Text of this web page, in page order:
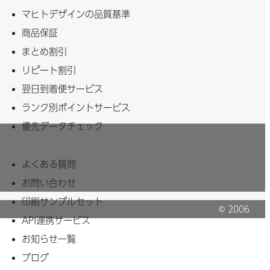
マヒトデザインの品質基準
商品保証
まとめ割引
リピート割引
翌日到着便サービス
ランク別ポイントサービス
優先データチェック
よくある質問
お問い合わせ
印刷サンプルセット
API連携サービス
お知らせ一覧
ブログ
© 2006